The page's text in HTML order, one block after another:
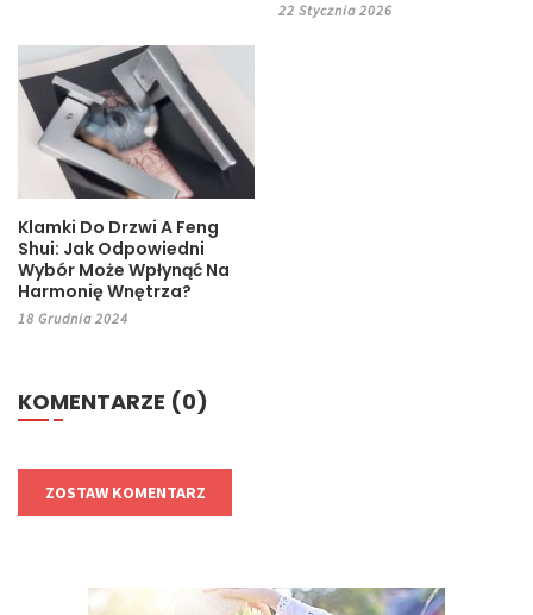
22 Stycznia 2026
Klamki Do Drzwi A Feng
Shui: Jak Odpowiedni
Wybór Może Wpłynąć Na
Harmonię Wnętrza?
18 Grudnia 2024
KOMENTARZE (0)
ZOSTAW KOMENTARZ